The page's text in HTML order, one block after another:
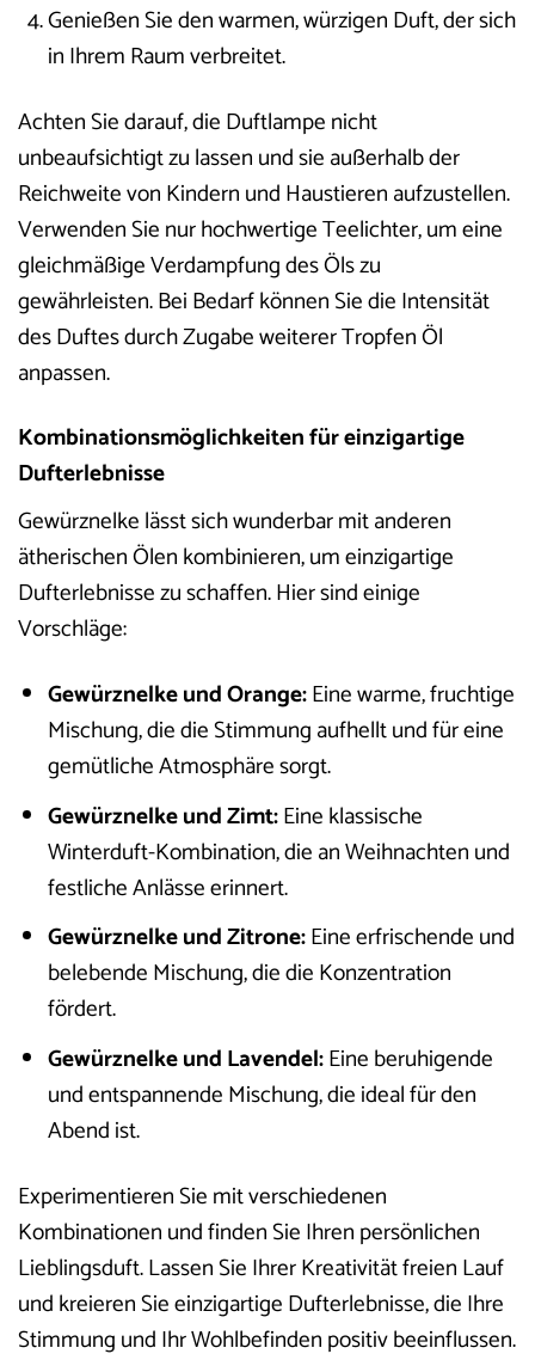
Genießen Sie den warmen, würzigen Duft, der sich
in Ihrem Raum verbreitet.
Achten Sie darauf, die Duftlampe nicht
unbeaufsichtigt zu lassen und sie außerhalb der
Reichweite von Kindern und Haustieren aufzustellen.
Verwenden Sie nur hochwertige Teelichter, um eine
gleichmäßige Verdampfung des Öls zu
gewährleisten. Bei Bedarf können Sie die Intensität
des Duftes durch Zugabe weiterer Tropfen Öl
anpassen.
Kombinationsmöglichkeiten für einzigartige
Dufterlebnisse
Gewürznelke lässt sich wunderbar mit anderen
ätherischen Ölen kombinieren, um einzigartige
Dufterlebnisse zu schaffen. Hier sind einige
Vorschläge:
Gewürznelke und Orange:Eine warme, fruchtige
Mischung, die die Stimmung aufhellt und für eine
gemütliche Atmosphäre sorgt.
Gewürznelke und Zimt:Eine klassische
Winterduft-Kombination, die an Weihnachten und
festliche Anlässe erinnert.
Gewürznelke und Zitrone:Eine erfrischende und
belebende Mischung, die die Konzentration
fördert.
Gewürznelke und Lavendel:Eine beruhigende
und entspannende Mischung, die ideal für den
Abend ist.
Experimentieren Sie mit verschiedenen
Kombinationen und finden Sie Ihren persönlichen
Lieblingsduft. Lassen Sie Ihrer Kreativität freien Lauf
und kreieren Sie einzigartige Dufterlebnisse, die Ihre
Stimmung und Ihr Wohlbefinden positiv beeinflussen.